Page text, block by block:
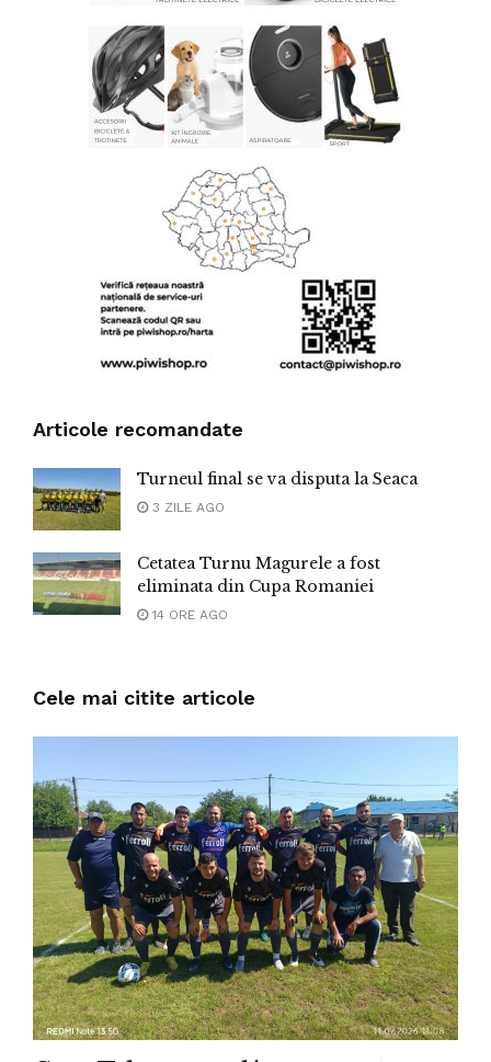
Articole recomandate
Turneul final se va disputa la Seaca
3 ZILE AGO
Cetatea Turnu Magurele a fost
eliminata din Cupa Romaniei
14 ORE AGO
Cele mai citite articole